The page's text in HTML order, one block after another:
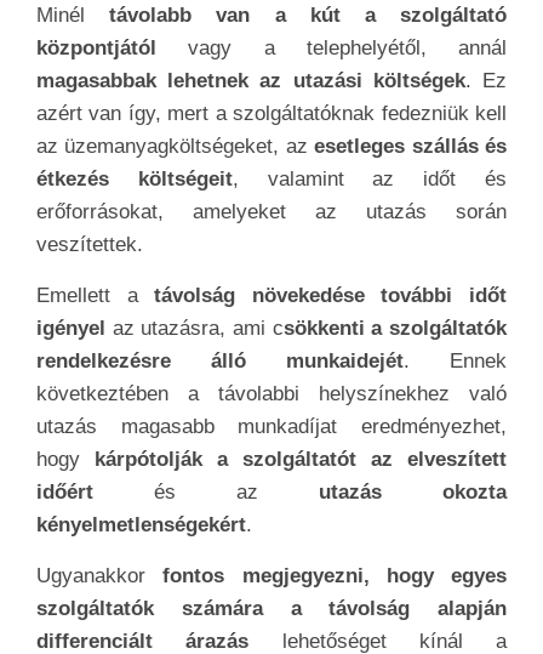
Minél távolabb van a kút a szolgáltató
központjátólvagy a telephelyétől, annál
magasabbak lehetnek az utazási költségek. Ez
azért van így, mert a szolgáltatóknak fedezniük kell
az üzemanyagköltségeket, azesetleges szállás és
étkezés költségeit, valamint az időt és
erőforrásokat, amelyeket az utazás során
veszítettek.
Emellett atávolság növekedése további időt
igényel az utazásra, ami csökkenti a szolgáltatók
rendelkezésre álló munkaidejét. Ennek
következtében a távolabbi helyszínekhez való
utazás magasabb munkadíjat eredményezhet,
hogy kárpótolják a szolgáltatót az elveszített
időért és az utazás okozta
kényelmetlenségekért.
Ugyanakkor fontos megjegyezni, hogy egyes
szolgáltatók számára a távolság alapján
differenciált árazás lehetőséget kínál a